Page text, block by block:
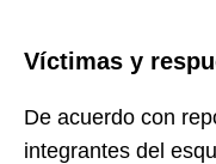
Víctimas y
De acuerdo con
integrantes del